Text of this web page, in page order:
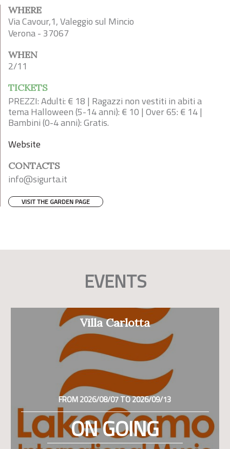
WHERE
Via Cavour,1, Valeggio sul Mincio
Verona - 37067
WHEN
2/11
TICKETS
PREZZI: Adulti: € 18 | Ragazzi non vestiti in abiti a
tema Halloween (5-14 anni): € 10 | Over 65: € 14 |
Bambini (0-4 anni): Gratis.
Website
CONTACTS
info@sigurta.it
VISIT THE GARDEN PAGE
EVENTS
Villa Carlotta
FROM 2026/08/07 TO 2026/09/13
ON GOING